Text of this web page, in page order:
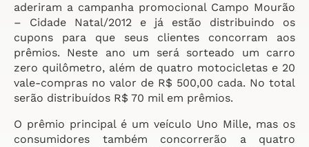
aderiram a campanha promocional Campo Mourão
– Cidade Natal/2012 e já estão distribuindo os
cupons para que seus clientes concorram aos
prêmios. Neste ano um será sorteado um carro
zero quilômetro, além de quatro motocicletas e 20
vale-compras no valor de R$ 500,00 cada. No total
serão distribuídos R$ 70 mil em prêmios.
O prêmio principal é um veículo Uno Mille, mas os
consumidores também concorrerão a quatro